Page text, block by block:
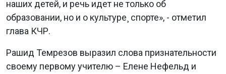
наших детей, и речь идет не только об
образовании, но и о культуре¸ спорте», - отметил
глава КЧР.
Рашид Темрезов выразил слова признательности
своему первому учителю – Елене Нефельд и